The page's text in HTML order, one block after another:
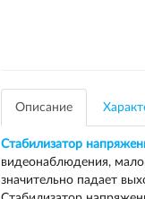
Описание
Стабилизатор
видеонаблюдения,
значительно падает